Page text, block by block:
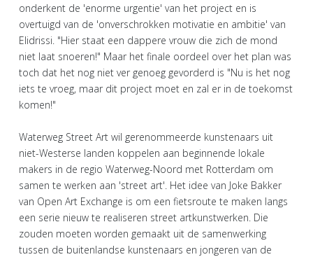
onderkent de 'enorme urgentie' van het project en is
overtuigd van de 'onverschrokken motivatie en ambitie' van
Elidrissi. "Hier staat een dappere vrouw die zich de mond
niet laat snoeren!" Maar het finale oordeel over het plan was
toch dat het nog niet ver genoeg gevorderd is "Nu is het nog
iets te vroeg, maar dit project moet en zal er in de toekomst
komen!"
Waterweg Street Art wil gerenommeerde kunstenaars uit
niet-Westerse landen koppelen aan beginnende lokale
makers in de regio Waterweg-Noord met Rotterdam om
samen te werken aan 'street art'. Het idee van Joke Bakker
van Open Art Exchange is om een fietsroute te maken langs
een serie nieuw te realiseren street artkunstwerken. Die
zouden moeten worden gemaakt uit de samenwerking
tussen de buitenlandse kunstenaars en jongeren van de